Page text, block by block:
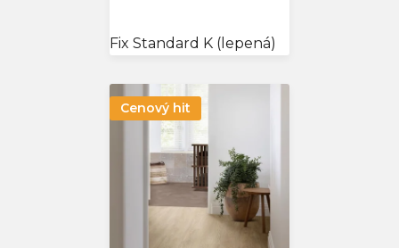
Fix Standard K (lepená)
Cenový hit